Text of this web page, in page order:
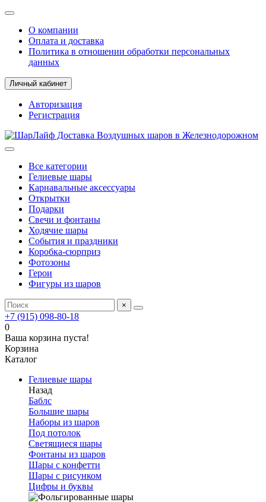
О компании
Оплата и доставка
Политика в отношении обработки персональных
данных
Личный кабинет
Авторизация
Регистрация
Все категории
Гелиевые шары
Карнавальные аксессуары
Открытки
Подарки
Свечи и фонтаны
Ходячие шары
События и праздники
Коробка-сюрприз
Фотозоны
Герои
Фигуры из шаров
×
+7 (915) 098-80-18
0
Ваша корзина пуста!
Корзина
Каталог
Гелиевые шары
Назад
Баблс
Большие шары
Наборы из шаров
Под потолок
Светящиеся шары
Фонтаны из шаров
Шары с конфетти
Шары с рисунком
Цифры и буквы